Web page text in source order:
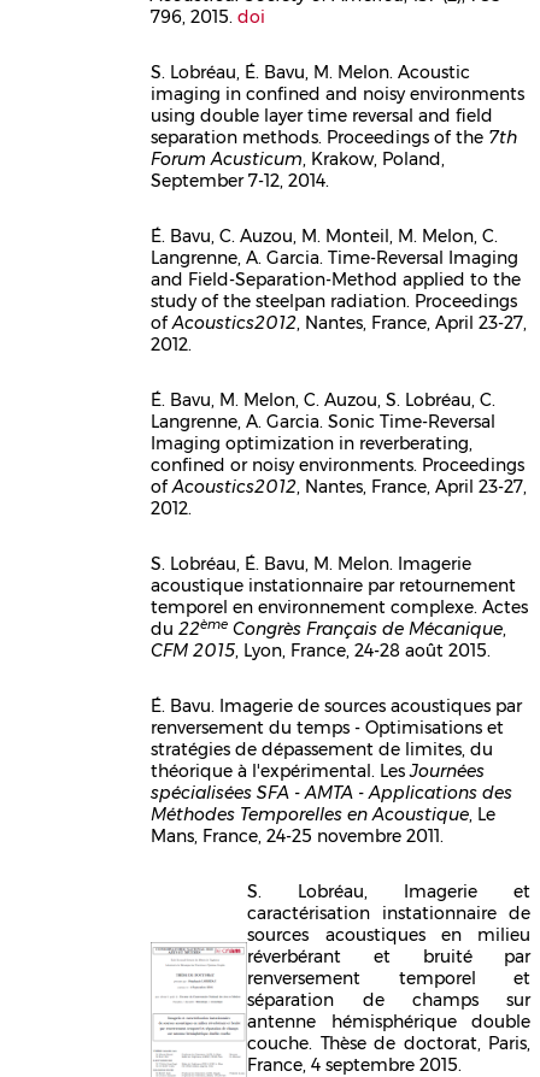
796, 2015.doi
Corps
S. Lobréau, É. Bavu, M. Melon. Acoustic
imaging in confined and noisy environments
using double layer time reversal and field
separation methods. Proceedings of the 7th
Forum Acusticum, Krakow, Poland,
September 7-12, 2014.
Corps
É. Bavu, C. Auzou, M. Monteil, M. Melon, C.
Langrenne, A. Garcia. Time-Reversal Imaging
and Field-Separation-Method applied to the
study of the steelpan radiation. Proceedings
ofAcoustics2012, Nantes, France, April 23-27,
2012.
Corps
É. Bavu, M. Melon, C. Auzou, S. Lobréau, C.
Langrenne, A. Garcia. Sonic Time-Reversal
Imaging optimization in reverberating,
confined or noisy environments. Proceedings
ofAcoustics2012, Nantes, France, April 23-27,
2012.
Corps
S. Lobréau, É. Bavu, M. Melon. Imagerie
acoustique instationnaire par retournement
temporel en environnement complexe. Actes
du22ème Congrès Français de Mécanique,
CFM 2015, Lyon, France, 24-28 août 2015.
Corps
É. Bavu. Imagerie de sources acoustiques par
renversement du temps - Optimisations et
stratégies de dépassement de limites, du
théorique à l'expérimental. LesJournées
spécialisées SFA - AMTA - Applications des
Méthodes Temporelles en Acoustique, Le
Mans, France, 24-25 novembre 2011.
S. Lobréau, Imagerie et
caractérisation instationnaire de
sources acoustiques en milieu
réverbérant et bruité par
renversement temporel et
séparation de champs sur
antenne hémisphérique double
couche. Thèse de doctorat, Paris,
France, 4 septembre 2015.